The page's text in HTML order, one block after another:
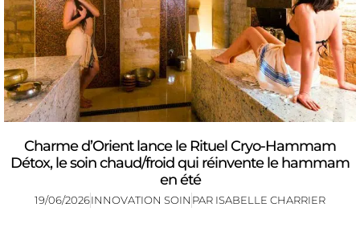
Charme d’Orient lance le Rituel Cryo-Hammam
Détox, le soin chaud/froid qui réinvente le hammam
en été
19/06/2026INNOVATION SOIN PAR ISABELLE CHARRIER